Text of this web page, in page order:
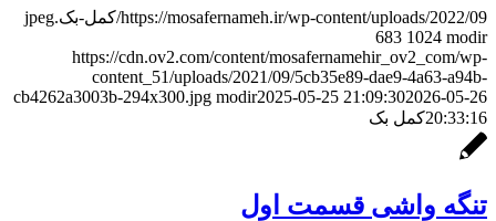
https://mosafernameh.ir/wp-content/uploads/2022/09/کمل-بک.jpeg
683 1024 modir
https://cdn.ov2.com/content/mosafernamehir_ov2_com/wp-
content_51/uploads/2021/09/5cb35e89-dae9-4a63-a94b-
cb4262a3003b-294x300.jpg modir2025-05-25 21:09:302026-05-26
20:33:16کمل بک
تنگه واشی قسمت اول